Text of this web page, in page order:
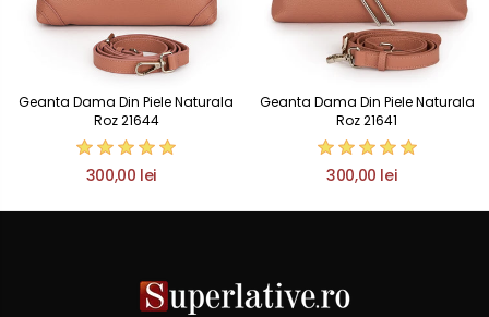
Geanta Dama Din Piele Naturala
Roz 21644
300,00 lei
Geanta Dama Din Piele Naturala
Roz 21641
300,00 lei